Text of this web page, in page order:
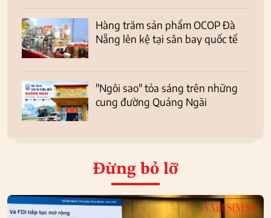
Hàng trăm sản phẩm OCOP Đà
Nẵng lên kệ tại sân bay quốc tế
"Ngôi sao" tỏa sáng trên những
cung đường Quảng Ngãi
Đừng bỏ lỡ